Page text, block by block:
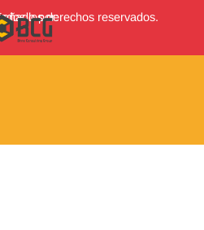
a
g
r
a
o
los derechos reservados.
por: